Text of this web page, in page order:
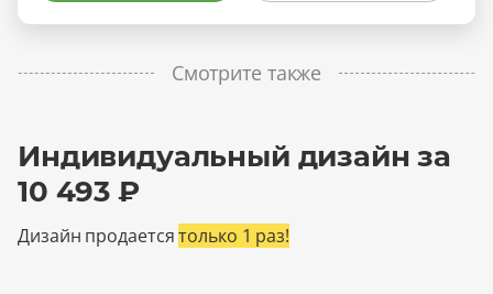
Смотрите также
Индивидуальный дизайн за
10 493 ₽
Дизайн продаетсятолько 1 раз!